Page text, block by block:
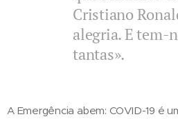
Cristiano
alegria. E tem-
tantas».
A Emergência abem: COVID-19 é